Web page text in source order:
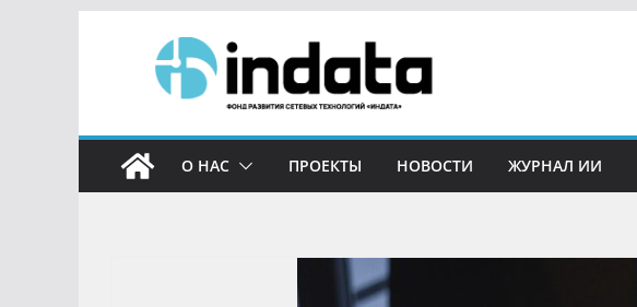
О НАС ПРОЕКТЫ НОВОСТИ ЖУРНАЛ ИИ